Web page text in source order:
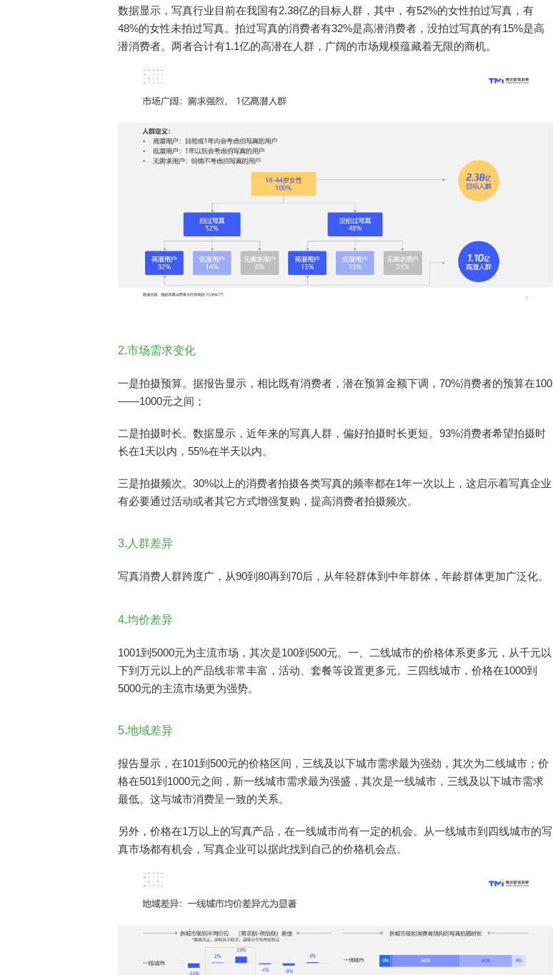
数据显示，写真行业目前在我国有2.38亿的目标人群，其中，有52%的女性拍过写真，有
48%的女性未拍过写真。拍过写真的消费者有32%是高潜消费者，没拍过写真的有15%是高
潜消费者。两者合计有1.1亿的高潜在人群，广阔的市场规模蕴藏着无限的商机。
2.市场需求变化
一是拍摄预算。据报告显示，相比既有消费者，潜在预算金额下调，70%消费者的预算在100
——1000元之间；
二是拍摄时长。数据显示，近年来的写真人群，偏好拍摄时长更短。93%消费者希望拍摄时
长在1天以内，55%在半天以内。
三是拍摄频次。30%以上的消费者拍摄各类写真的频率都在1年一次以上，这启示着写真企业
有必要通过活动或者其它方式增强复购，提高消费者拍摄频次。
3.人群差异
写真消费人群跨度广，从90到80再到70后，从年轻群体到中年群体，年龄群体更加广泛化。
4.均价差异
1001到5000元为主流市场，其次是100到500元。一、二线城市的价格体系更多元，从千元以
下到万元以上的产品线非常丰富，活动、套餐等设置更多元。三四线城市，价格在1000到
5000元的主流市场更为强势。
5.地域差异
报告显示，在101到500元的价格区间，三线及以下城市需求最为强劲，其次为二线城市；价
格在501到1000元之间，新一线城市需求最为强盛，其次是一线城市，三线及以下城市需求
最低。这与城市消费呈一致的关系。
另外，价格在1万以上的写真产品，在一线城市尚有一定的机会。从一线城市到四线城市的写
真市场都有机会，写真企业可以据此找到自己的价格机会点。